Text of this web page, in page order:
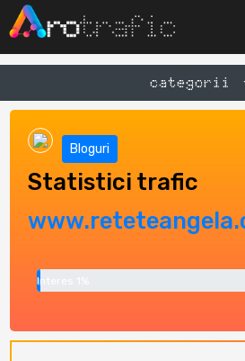
categorii
Bloguri
Statistici trafic
Interes 1%